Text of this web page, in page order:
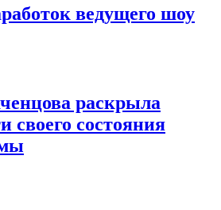
ведущего шоу
раскрыла
своего состояния